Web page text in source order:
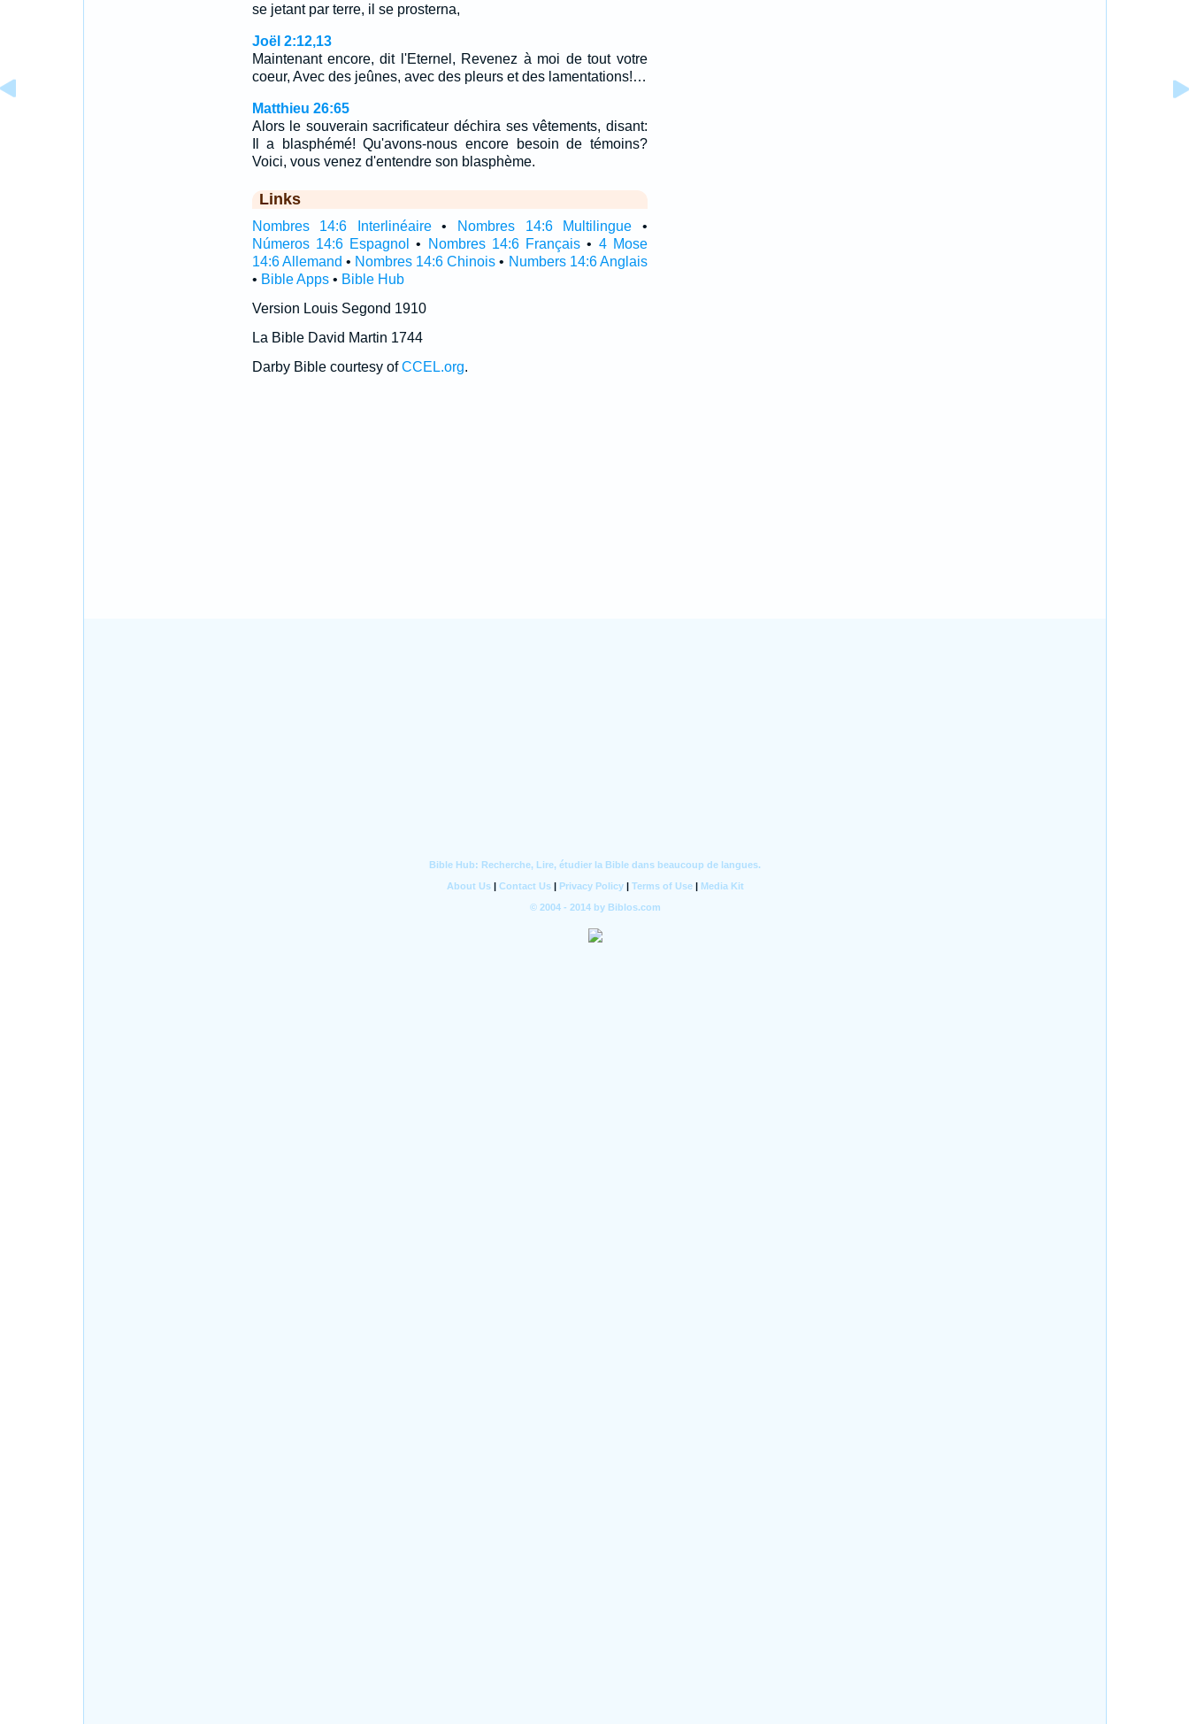
se jetant par terre, il se prosterna,
Joël 2:12,13
Maintenant encore, dit l'Eternel, Revenez à moi de tout votre
coeur, Avec des jeûnes, avec des pleurs et des lamentations!…
Matthieu 26:65
Alors le souverain sacrificateur déchira ses vêtements, disant:
Il a blasphémé! Qu'avons-nous encore besoin de témoins?
Voici, vous venez d'entendre son blasphème.
Links
Nombres 14:6 Interlinéaire• Nombres 14:6 Multilingue •
Números 14:6 Espagnol
• Nombres 14:6 Français • 4 Mose
14:6 Allemand • Nombres 14:6 Chinois • Numbers 14:6 Anglais
• Bible Apps• Bible Hub
Version Louis Segond 1910
La Bible David Martin 1744
Darby Bible courtesy ofCCEL.org.